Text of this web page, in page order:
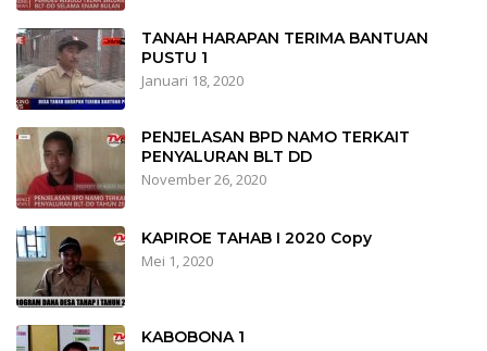
TANAH HARAPAN TERIMA BANTUAN
PUSTU 1
Januari 18, 2020
PENJELASAN BPD NAMO TERKAIT
PENYALURAN BLT DD
November 26, 2020
KAPIROE TAHAB I 2020 Copy
Mei 1, 2020
KABOBONA 1